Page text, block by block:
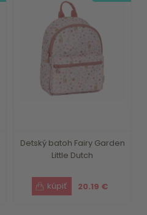
Detský batoh Fairy Garden
Little Dutch
20.19 €